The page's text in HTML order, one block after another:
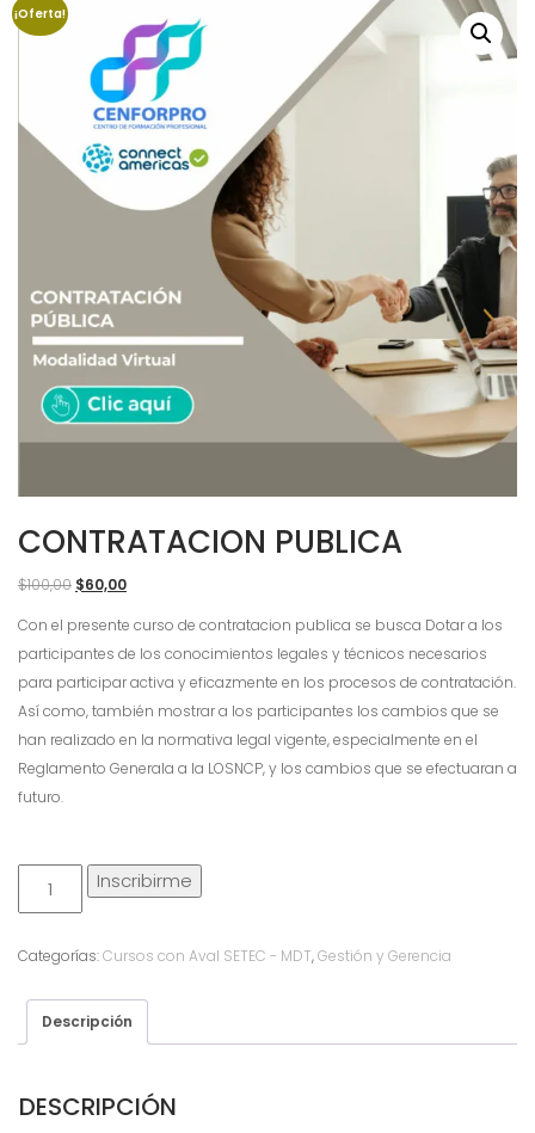
¡Oferta!
CONTRATACION PUBLICA
$100,00 El
$100,00.
$60,00El
Con el presente curso de contratacion publica se busca Dotar a los
participantes de los conocimientos legales y técnicos necesarios
para participar activa y eficazmente en los procesos de contratación.
Así como, también mostrar a los participantes los cambios que se
han realizado en la normativa legal vigente, especialmente en el
Reglamento Generala a la LOSNCP, y los cambios que se efectuaran a
futuro.
ContratacionInscribirme
Categorías:Cursos con Aval SETEC - MDT,Gestión y Gerencia
Descripción
DESCRIPCIÓN